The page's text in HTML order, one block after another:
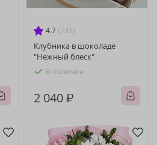
4.7 (731)
Клубника в шоколаде
"Нежный блеск"
В наличии
2 040 ₽